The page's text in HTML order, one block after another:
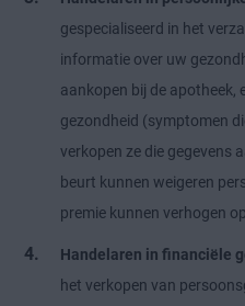
gespecialiseerd in het
informatie over uw
aankopen bij de apotheek,
gezondheid (symptomen
verkopen ze die gegevens
beurt kunnen weigeren
premie kunnen verhogen
Handelaren in financiële
het verkopen van